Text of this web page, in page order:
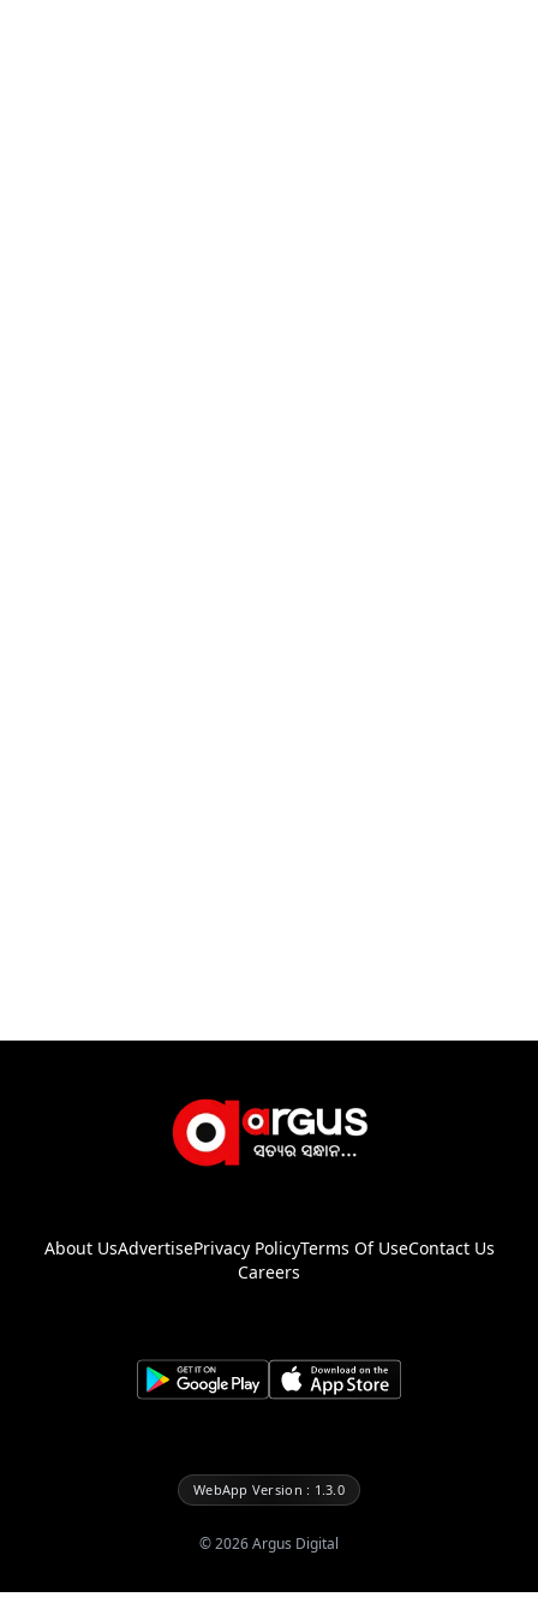
About UsAdvertisePrivacy PolicyTerms Of UseContact Us
Careers
WebApp Version : 1.3.0
©2026Argus Digital